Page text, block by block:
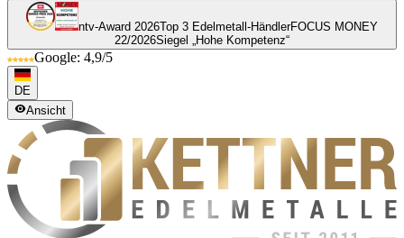
ntv-Award 2026Top 3 Edelmetall-HändlerFOCUS MONEY
22/2026Siegel „Hohe Kompetenz“
Google: 4,9/5
DE
Ansicht